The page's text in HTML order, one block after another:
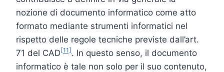
nozione di documento informatico come atto
formato mediante strumenti informatici nel
rispetto delle regole tecniche previste dall’art.
71 del CAD[11] . In questo senso, il documento
informatico è tale non solo per il suo contenuto,